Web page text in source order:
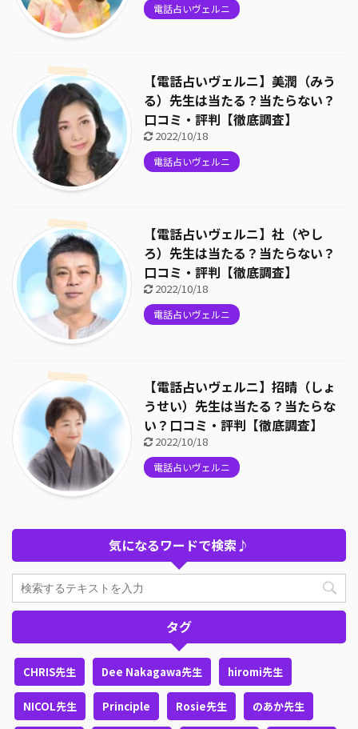
電話占いヴェルニ
【電話占いヴェルニ】美潤（みう
る）先生は当たる？当たらない？
口コミ・評判【徹底調査】
2022/10/18
電話占いヴェルニ
【電話占いヴェルニ】社（やし
ろ）先生は当たる？当たらない？
口コミ・評判【徹底調査】
2022/10/18
電話占いヴェルニ
【電話占いヴェルニ】招晴（しょ
うせい）先生は当たる？当たらな
い？口コミ・評判【徹底調査】
2022/10/18
電話占いヴェルニ
気になるワードで検索♪
タグ
CHRIS先生 Dee Nakagawa先生 hiromi先生
NICOL先生 Principle Rosie先生 のあか先生